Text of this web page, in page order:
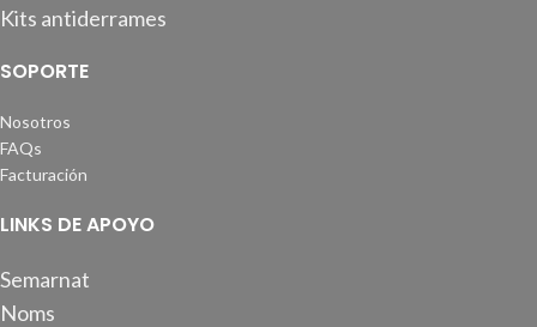
Kits antiderrames
SOPORTE
Nosotros
FAQs
Facturación
LINKS DE APOYO
Semarnat
Noms